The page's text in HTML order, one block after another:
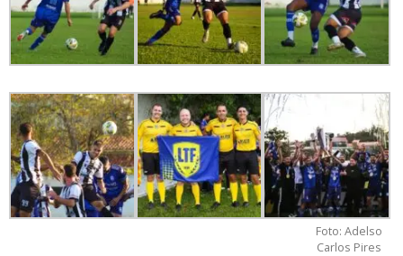
Foto: Adelso
Carlos Pires